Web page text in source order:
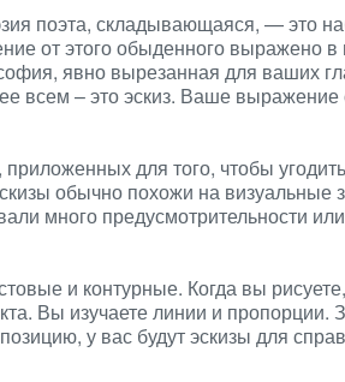
поэта, складывающаяся, — это
от этого обыденного выражено в
явно вырезанная для ваших
всем – это эскиз. Ваше выражение
для того, чтобы
обычно похожи на визуальные
много предусмотрительности
и контурные. Когда вы
Вы изучаете линии и пропорции.
у вас будут эскизы для